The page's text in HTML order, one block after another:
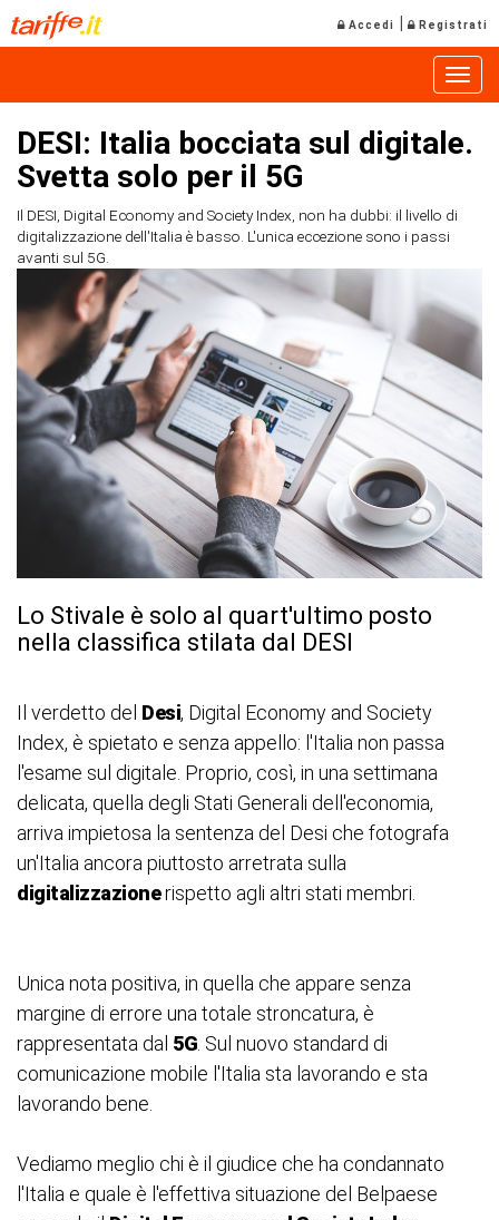
Accedi | Registrati
DESI: Italia bocciata sul digitale.
Svetta solo per il 5G
Il DESI, Digital Economy and Society Index, non ha dubbi: il livello di
digitalizzazione dell'Italia è basso. L'unica eccezione sono i passi
avanti sul 5G.
Lo Stivale è solo al quart'ultimo posto
nella classifica stilata dal DESI
Il verdetto del Desi, Digital Economy and Society
Index, è spietato e senza appello: l'Italia non passa
l'esame sul digitale. Proprio, così, in una settimana
delicata, quella degli Stati Generali dell'economia,
arriva impietosa la sentenza del Desi che fotografa
un'Italia ancora piuttosto arretrata sulla
digitalizzazionerispetto agli altri stati membri.
Unica nota positiva, in quella che appare senza
margine di errore una totale stroncatura, è
rappresentata dal 5G. Sul nuovo standard di
comunicazione mobile l'Italia sta lavorando e sta
lavorando bene.
Vediamo meglio chi è il giudice che ha condannato
l'Italia e quale è l'effettiva situazione del Belpaese